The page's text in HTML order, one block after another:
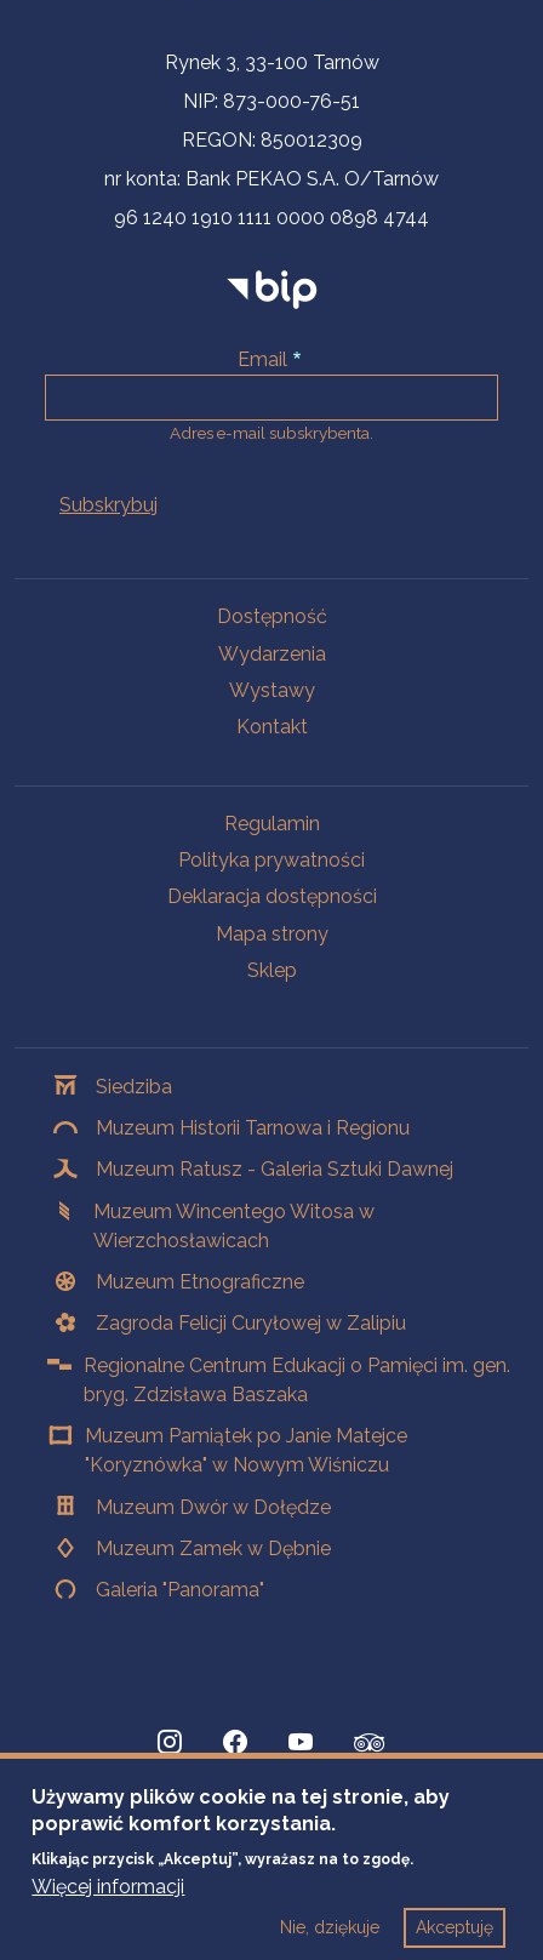
Informacje kontaktoweRynek 3, 33-100 Tarnów
NIP: 873-000-76-51
REGON: 850012309
nr konta: Bank PEKAO S.A. O/Tarnów
96 1240 1910 1111 0000 0898 4744
Email
Adres e-mail subskrybenta.
Dostępność
Wydarzenia
Wystawy
Kontakt
Regulamin
Polityka prywatności
Deklaracja dostępności
Mapa strony
Sklep
Siedziba
Muzeum Historii Tarnowa i Regionu
Muzeum Ratusz - Galeria Sztuki Dawnej
Muzeum Wincentego Witosa w
Wierzchosławicach
Muzeum Etnograficzne
Zagroda Felicji Curyłowej w Zalipiu
Regionalne Centrum Edukacji o Pamięci im. gen.
bryg. Zdzisława Baszaka
Muzeum Pamiątek po Janie Matejce
"Koryznówka" w Nowym Wiśniczu
Muzeum Dwór w Dołędze
Muzeum Zamek w Dębnie
Galeria "Panorama"
Używamy plików cookie na tej stronie, aby
poprawić komfort korzystania.
Klikając przycisk „Akceptuj”, wyrażasz na to zgodę.
Więcej informacji
Akceptuję
Nie, dziękuje